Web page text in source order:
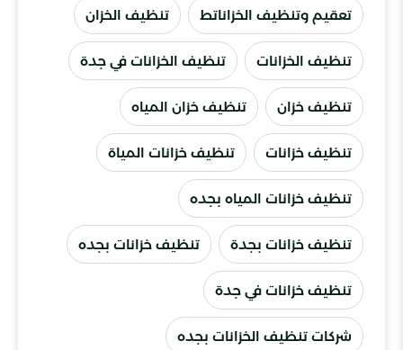
تعقيم وتنظيف الخزاناتط تنظيف الخزان
تنظيف الخزانات تنظيف الخزانات في جدة
تنظيف خزان تنظيف خزان المياه
تنظيف خزانات تنظيف خزانات المياة
تنظيف خزانات المياه بجده
تنظيف خزانات بجدة تنظيف خزانات بجده
تنظيف خزانات في جدة
شركات تنظيف الخزانات بجده